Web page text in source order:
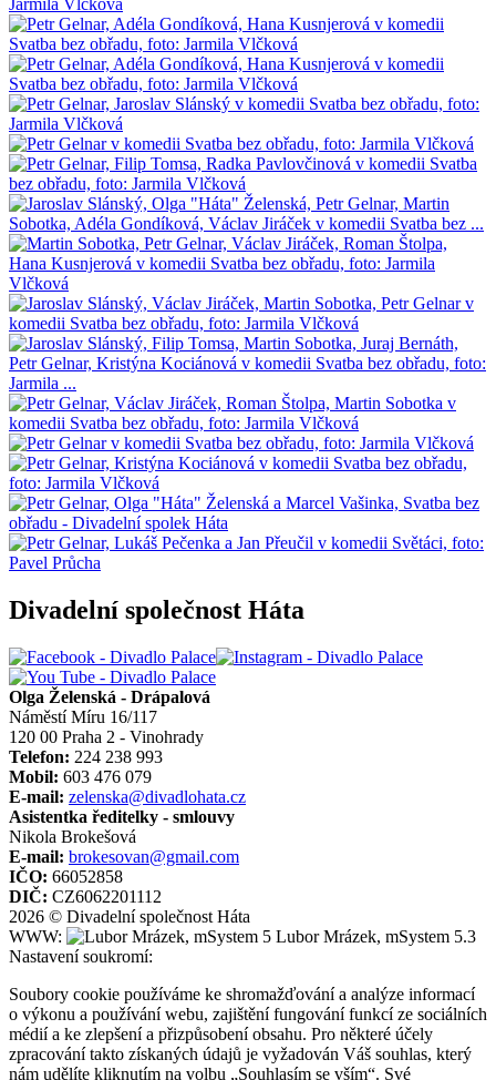
Divadelní společnost Háta
Olga Želenská - Drápalová
Náměstí Míru 16/117
120 00 Praha 2 - Vinohrady
Telefon: 224 238 993
Mobil: 603 476 079
E-mail: zelenska@divadlohata.cz
Asistentka ředitelky - smlouvy
Nikola Brokešová
E-mail: brokesovan@gmail.com
IČO: 66052858
DIČ: CZ6062201112
2026 © Divadelní společnost Háta
WWW:
Lubor Mrázek, mSystem 5.3
Nastavení soukromí:
Soubory cookie používáme ke shromažďování a analýze informací
o výkonu a používání webu, zajištění fungování funkcí ze sociálních
médií a ke zlepšení a přizpůsobení obsahu. Pro některé účely
zpracování takto získaných údajů je vyžadován Váš souhlas, který
nám udělíte kliknutím na volbu „Souhlasím se vším“. Své